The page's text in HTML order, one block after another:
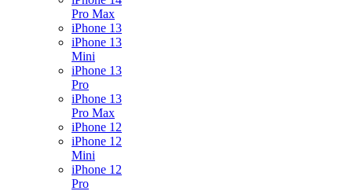
Pro Max
iPhone 13
iPhone 13
Mini
iPhone 13
Pro
iPhone 13
Pro Max
iPhone 12
iPhone 12
Mini
iPhone 12
Pro